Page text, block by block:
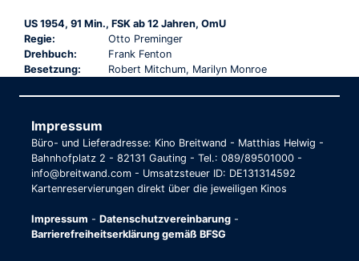
US 1954, 91 Min., FSK ab 12 Jahren, OmU
Regie:
Otto Preminger
Drehbuch:
Frank Fenton
Besetzung:
Robert Mitchum, Marilyn Monroe
Impressum
Büro- und Lieferadresse: Kino Breitwand - Matthias Helwig -
Bahnhofplatz 2 - 82131 Gauting - Tel.: 089/89501000 -
info@breitwand.com - Umsatzsteuer ID: DE131314592
Kartenreservierungen direkt über die jeweiligen Kinos
Impressum - Datenschutzvereinbarung -
Barrierefreiheitserklärung gemäß BFSG